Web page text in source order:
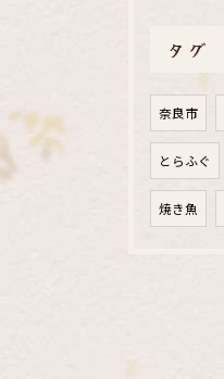
タグ
奈良市
とらふぐ
焼き魚